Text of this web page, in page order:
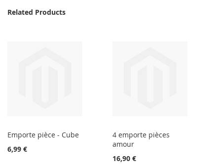
Related Products
Emporte pièce - Cube
6,99 €
4 emporte pièces
amour
16,90 €